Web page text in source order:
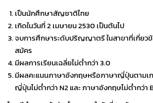
เป็นนักศึกษาสัญชาติไทย
เกิดในวันที่ 2 เมษายน 2530 เป็นต้นไป
จบการศึกษาระดับปริญญาตรี ในสาขาที่เกี่ยว
สมัคร
มีผลการเรียนเฉลี่ยไม่ต่ำกว่า 3.0
มีผลคะแนนภาษาอังกฤษหรือภาษาญี่ปุ่นตาม
ญี่ปุ่นไม่ต่ำกว่า N2 และ ภาษาอังกฤษไม่ต่ำกว่า